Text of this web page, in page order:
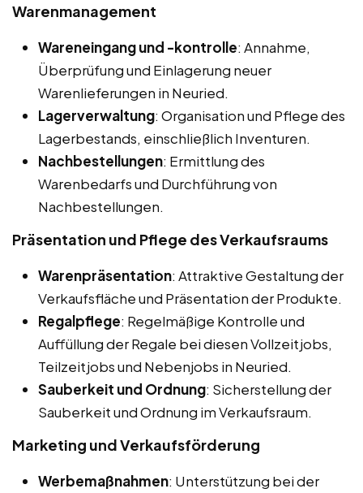
Warenmanagement
Wareneingang und -kontrolle: Annahme,
Überprüfung und Einlagerung neuer
Warenlieferungen in Neuried.
Lagerverwaltung: Organisation und Pflege des
Lagerbestands, einschließlich Inventuren.
Nachbestellungen: Ermittlung des
Warenbedarfs und Durchführung von
Nachbestellungen.
Präsentation und Pflege des Verkaufsraums
Warenpräsentation: Attraktive Gestaltung der
Verkaufsfläche und Präsentation der Produkte.
Regalpflege: Regelmäßige Kontrolle und
Auffüllung der Regale bei diesen Vollzeitjobs,
Teilzeitjobs und Nebenjobs in Neuried.
Sauberkeit und Ordnung: Sicherstellung der
Sauberkeit und Ordnung im Verkaufsraum.
Marketing und Verkaufsförderung
Werbemaßnahmen: Unterstützung bei der